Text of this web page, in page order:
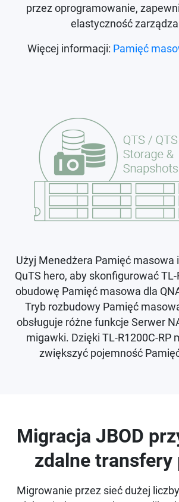
przez oprogramowanie,
elastyczność
Więcej informacji: Pamięć
Użyj Menedżera Pamięć masowa
QuTS hero, aby skonfigurować TL-
obudowę Pamięć masowa dla
Tryb rozbudowy Pamięć
obsługuje różne funkcje Serwer
migawki. Dzięki TL-R1200C-RP
zwiększyć pojemność
Migracja JBOD
zdalne transfery
Migrowanie przez sieć dużej